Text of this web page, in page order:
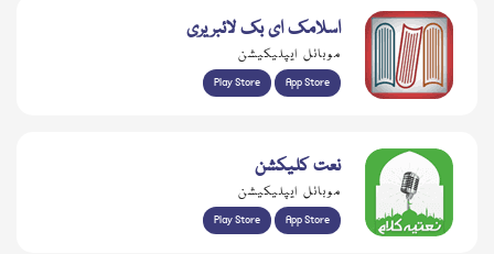
اسلامک ای بک لائبریری
موبائل ایپلیکیشن
Play Store App Store
نعت کلیکشن
موبائل ایپلیکیشن
Play Store App Store